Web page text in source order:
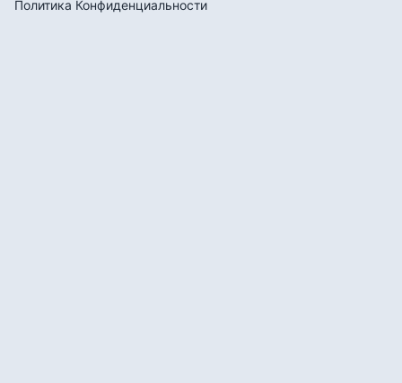
Политика Конфиденциальности